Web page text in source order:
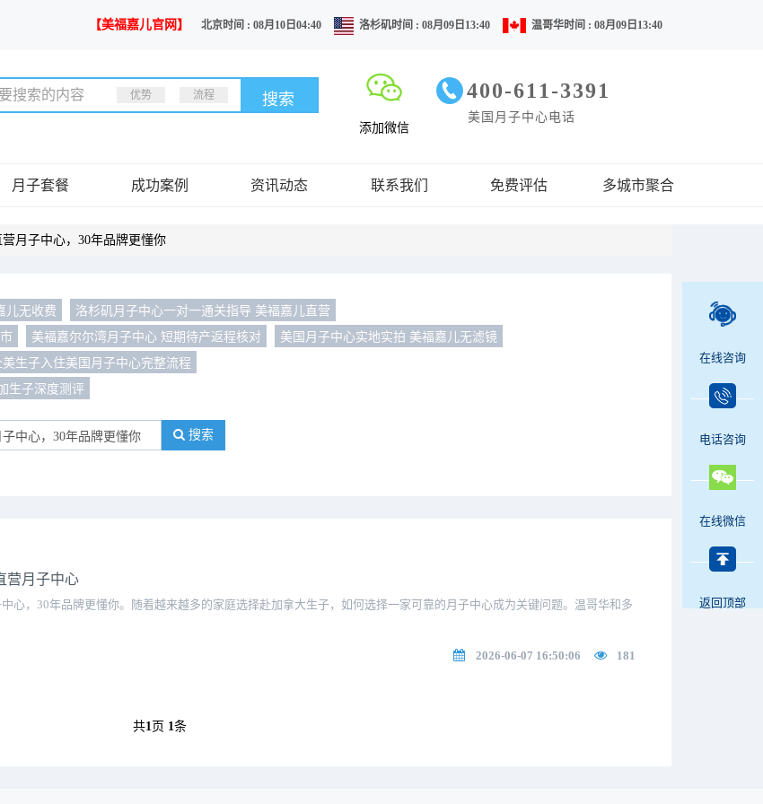
【美福嘉儿官网】 北京时间 : 08月10日04:40 洛杉矶时间 : 08月09日13:40 温哥华时间 : 08月09日13:40
优势 流程
添加微信
400-611-3391
美国月子中心电话
月子套餐 成功案例 资讯动态 联系我们 免费评估 多城市聚合
月子中心，30年品牌更懂你
儿无收费
洛杉矶月子中心一对一通关指导 美福嘉儿直营
美福嘉尔尔湾月子中心 短期待产返程核对
美国月子中心实地实拍 美福嘉儿无滤镜
美生子入住美国月子中心完整流程
生子深度测评
搜索
营月子中心
心，30年品牌更懂你。随着越来越多的家庭选择赴加拿大生子，如何选择一家可靠的月子中心成为关键问题。温哥华和多
2026-06-07 16:50:06 181
共1页 1条
在线咨询
电话咨询
在线微信
返回顶部